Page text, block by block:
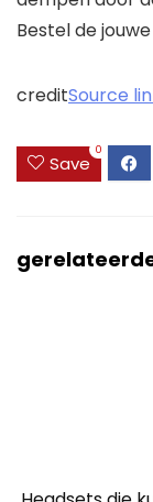
Bestel de jouwe
creditSource
Save
0